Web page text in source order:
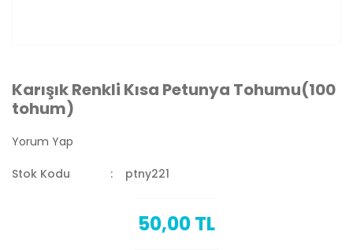
Karışık Renkli Kısa Petunya Tohumu(100
tohum)
Yorum Yap
Stok Kodu ptny221
50,00 TL